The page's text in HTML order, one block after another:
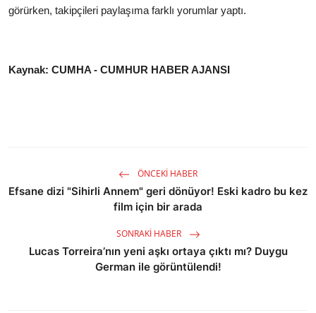
görürken, takipçileri paylaşıma farklı yorumlar yaptı.
Kaynak: CUMHA - CUMHUR HABER AJANSI
ÖNCEKI HABER
Efsane dizi "Sihirli Annem" geri dönüyor! Eski kadro bu kez
film için bir arada
SONRAKI HABER
Lucas Torreira’nın yeni aşkı ortaya çıktı mı? Duygu
German ile görüntülendi!